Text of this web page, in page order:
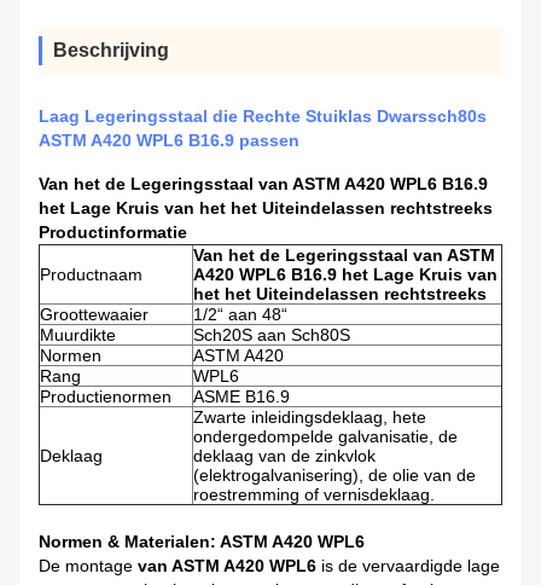
Beschrijving
Laag Legeringsstaal die Rechte Stuiklas Dwarssch80s
ASTM A420 WPL6 B16.9 passen
Van het de Legeringsstaal van ASTM A420 WPL6 B16.9
het Lage Kruis van het het Uiteindelassen rechtstreeks
Productinformatie
Productnaam
Van het de Legeringsstaal van ASTM
A420 WPL6 B16.9 het Lage Kruis van
het het Uiteindelassen rechtstreeks
Groottewaaier
1/2“ aan 48“
Muurdikte
Sch20S aan Sch80S
Normen
ASTM A420
Rang
WPL6
Productienormen
ASME B16.9
Deklaag
Zwarte inleidingsdeklaag, hete
ondergedompelde galvanisatie, de
deklaag van de zinkvlok
(elektrogalvanisering), de olie van de
roestremming of vernisdeklaag.
Normen & Materialen: ASTM A420 WPL6
De montage van ASTM A420 WPL6 is de vervaardigde lage